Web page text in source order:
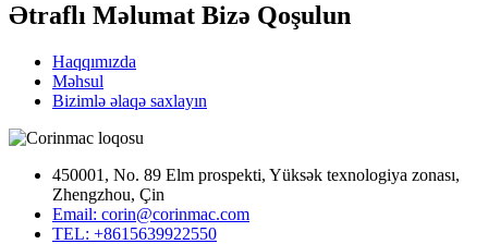
Ətraflı Məlumat Bizə Qoşulun
Haqqımızda
Məhsul
Bizimlə əlaqə saxlayın
450001, No. 89 Elm prospekti, Yüksək texnologiya zonası,
Zhengzhou, Çin
Email: corin@corinmac.com
TEL: +8615639922550